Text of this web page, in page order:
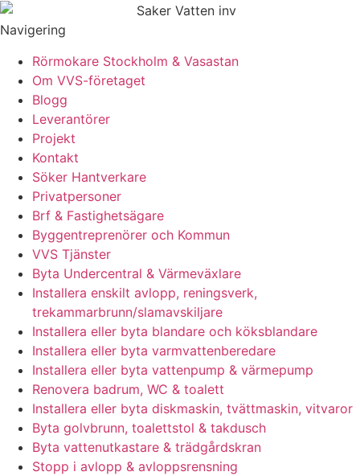
Navigering
Rörmokare Stockholm & Vasastan
Om VVS-företaget
Blogg
Leverantörer
Projekt
Kontakt
Söker Hantverkare
Privatpersoner
Brf & Fastighetsägare
Byggentreprenörer och Kommun
VVS Tjänster
Byta Undercentral & Värmeväxlare
Installera enskilt avlopp, reningsverk,
trekammarbrunn/slamavskiljare
Installera eller byta blandare och köksblandare
Installera eller byta varmvattenberedare
Installera eller byta vattenpump & värmepump
Renovera badrum, WC & toalett
Installera eller byta diskmaskin, tvättmaskin, vitvaror
Byta golvbrunn, toalettstol & takdusch
Byta vattenutkastare & trädgårdskran
Stopp i avlopp & avloppsrensning